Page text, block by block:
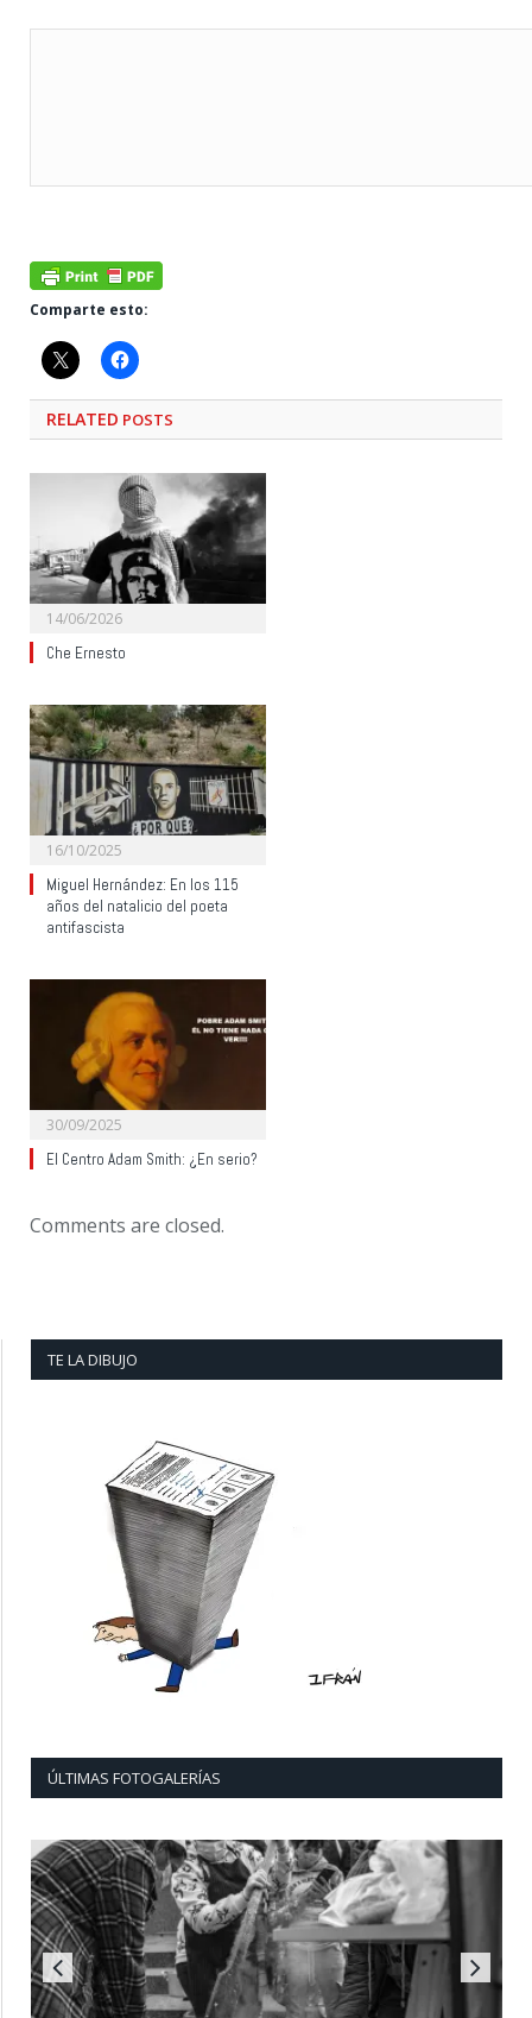
Comparte esto:
RELATED POSTS
14/06/2026
Che Ernesto
16/10/2025
Miguel Hernández: En los 115
años del natalicio del poeta
antifascista
30/09/2025
El Centro Adam Smith: ¿En serio?
Comments are closed.
TE LA DIBUJO
ÚLTIMAS FOTOGALERÍAS